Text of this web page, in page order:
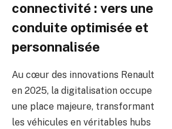
connectivité : vers une
conduite optimisée et
personnalisée
Au cœur des innovations Renault
en 2025, la digitalisation occupe
une place majeure, transformant
les véhicules en véritables hubs